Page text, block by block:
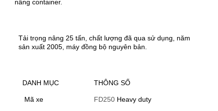
nâng container.
Tải trọng nâng 25 tấn, chất lượng đã qua sử dụng, năm
sản xuất 2005, máy đồng bộ nguyên bản.
DANH MỤC THÔNG SỐ
Mã xe FD250 Heavy duty